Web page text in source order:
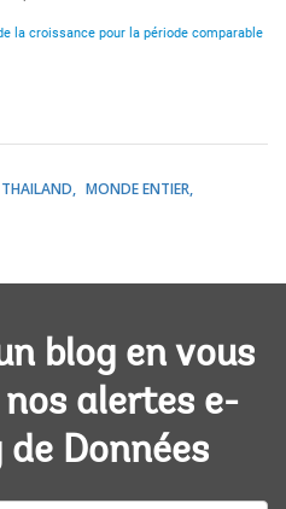
THAILAND
MONDE ENTIER
blog en vous
alertes e-
Données